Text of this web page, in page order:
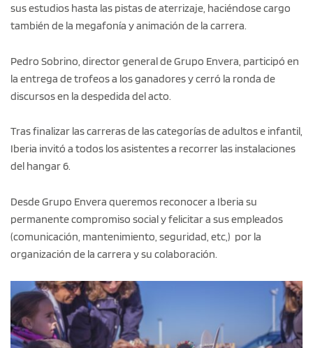
sus estudios hasta las pistas de aterrizaje, haciéndose cargo
también de la megafonía y animación de la carrera.
Pedro Sobrino, director general de Grupo Envera, participó en
la entrega de trofeos a los ganadores y cerró la ronda de
discursos en la despedida del acto.
Tras finalizar las carreras de las categorías de adultos e infantil,
Iberia invitó a todos los asistentes a recorrer las instalaciones
del hangar 6.
Desde Grupo Envera queremos reconocer a Iberia su
permanente compromiso social y felicitar a sus empleados
(comunicación, mantenimiento, seguridad, etc,) por la
organización de la carrera y su colaboración.